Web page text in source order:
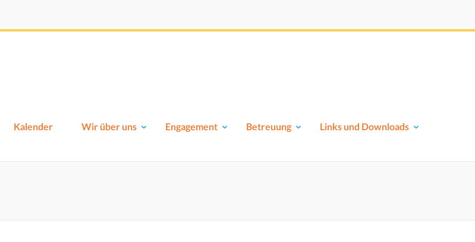
Kalender Wir über uns Engagement Betreuung Links und Downloads